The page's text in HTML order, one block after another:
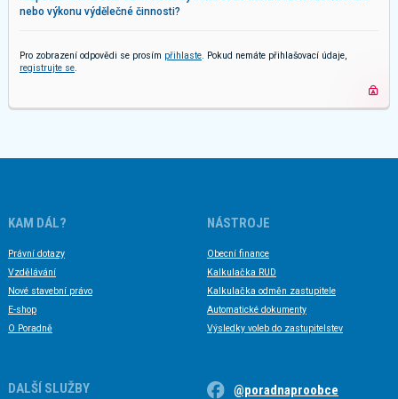
nebo výkonu výdělečné činnosti?
Pro zobrazení odpovědi se prosím přihlaste . Pokud nemáte přihlašovací údaje,
registrujte se
KAM DÁL?
Právní dotazy
Vzdělávání
Nové stavební právo
E-shop
O Poradně
NÁSTROJE
Obecní finance
Kalkulačka RUD
Kalkulačka odměn zastupitele
Automatické dokumenty
Výsledky voleb do zastupitelstev
DALŠÍ SLUŽBY @poradnaproobce